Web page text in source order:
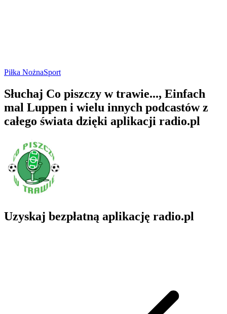
Piłka NożnaSport
Słuchaj Co piszczy w trawie..., Einfach
mal Luppen i wielu innych podcastów z
całego świata dzięki aplikacji radio.pl
Uzyskaj bezpłatną aplikację radio.pl